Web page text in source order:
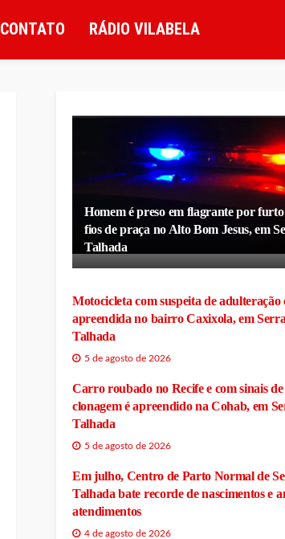
CONTATO RÁDIO VILABELA
Homem é preso em flagrante por
fios de praça no Alto Bom Jesus, em
Talhada
Motocicleta com suspeita de adulteração
apreendida no bairro Caxixola, em Serra
Talhada
5 de agosto de 2026
Carro roubado no Recife e com sinais de
clonagem é apreendido na Cohab, em
Talhada
5 de agosto de 2026
Em julho, Centro de Parto Normal de
Talhada bate recorde de nascimentos e
atendimentos
4 de agosto de 2026